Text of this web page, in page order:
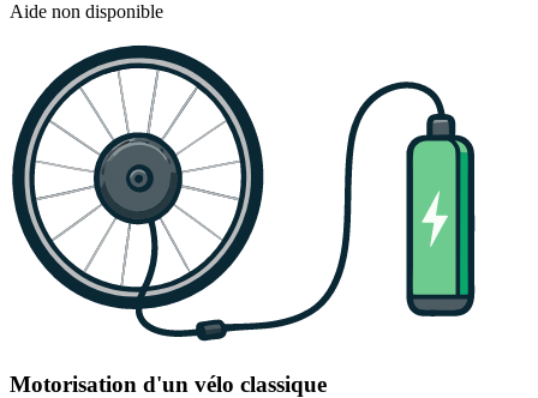
Aide non disponible
Motorisation d'un vélo classique